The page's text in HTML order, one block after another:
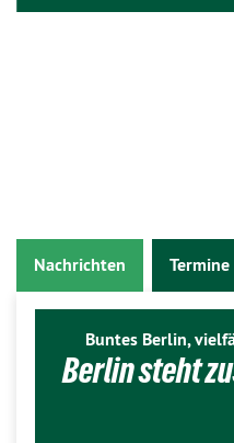
Nachrichten Termine
Buntes Berlin,
Berlin steht